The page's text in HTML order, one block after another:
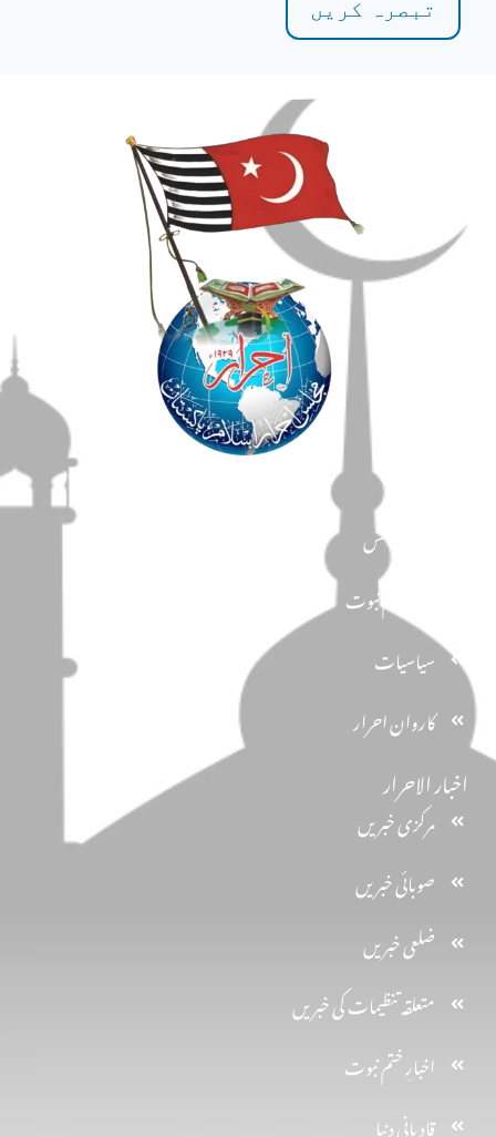
اخبار الاحرار
مرکزی خبریں
صوبائی خبریں
ضلعی خبریں
متعلقہ تنظیمات کی خبریں
اخبارِ ختم نبوت
قادیانی دنیا
دین و دانش
تحفظ ختم نبوت
سیاسیات
کاروان احرار